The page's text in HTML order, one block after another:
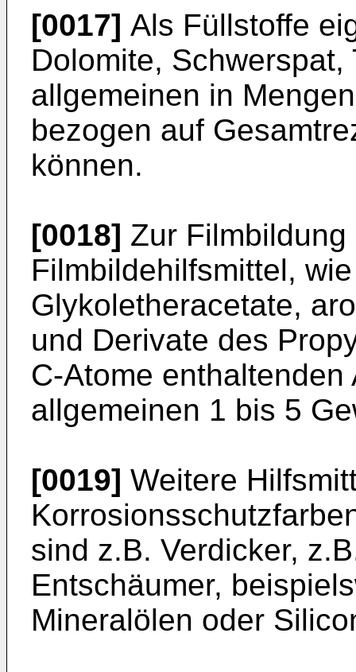
[0017] Als Füllstoffe
Dolomite,
allgemeinen in
bezogen auf
können.
[0018] Zur
Filmbildehilfsmittel,
Glykoletheracetate,
und Derivate des
C-Atome
allgemeinen 1 bis 5
[0019] Weitere
sind z.B. Verdicker,
Entschäumer,
Mineralölen oder